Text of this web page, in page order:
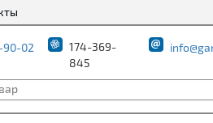
90-02
174-369-
845